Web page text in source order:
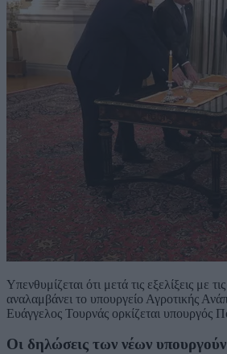
Υπενθυμίζεται ότι μετά τις εξελίξεις με
αναλαμβάνει το υπουργείο Αγροτικής
Ευάγγελος Τουρνάς ορκίζεται υπουργός
Οι δηλώσεις των νέων